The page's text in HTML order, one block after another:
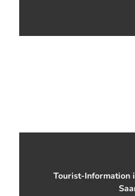
Tourist-Information